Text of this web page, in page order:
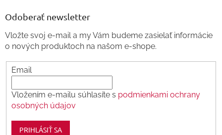
Odoberať newsletter
Vložte svoj e-mail a my Vám budeme zasielať informácie
o nových produktoch na našom e-shope.
Email
Vložením e-mailu súhlasíte s podmienkami ochrany
osobných údajov
PRIHLÁSIŤ SA